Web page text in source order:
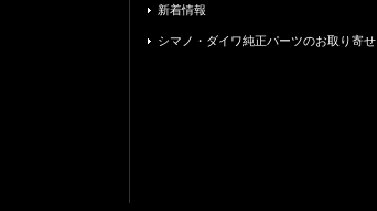
新着情報
シマノ・ダイワ純正パーツのお取り寄せ